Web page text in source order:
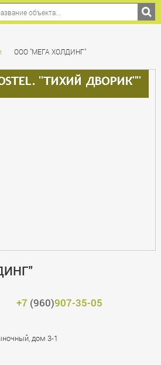
ООО "МЕГА ХОЛДИНГ"
+7 (960)907-35-05
дом 3-1